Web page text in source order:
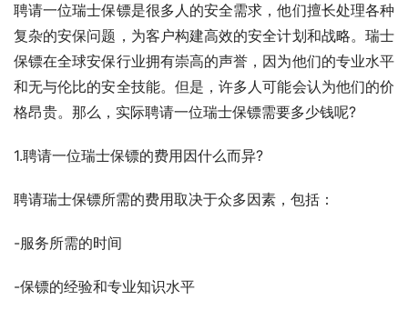
聘请一位瑞士保镖是很多人的安全需求，他们擅长处理各种
复杂的安保问题，为客户构建高效的安全计划和战略。瑞士
保镖在全球安保行业拥有崇高的声誉，因为他们的专业水平
和无与伦比的安全技能。但是，许多人可能会认为他们的价
格昂贵。那么，实际聘请一位瑞士保镖需要多少钱呢?
1.聘请一位瑞士保镖的费用因什么而异?
聘请瑞士保镖所需的费用取决于众多因素，包括：
-服务所需的时间
-保镖的经验和专业知识水平